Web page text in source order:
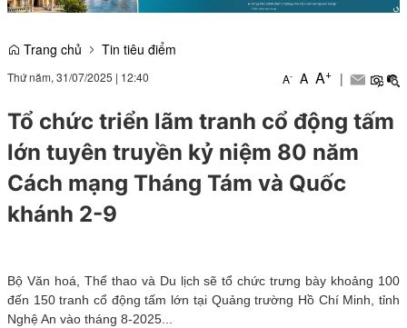
Trang chủ Tin tiêu điểm
Thứ năm, 31/07/2025 | 12:40 A- A A+ |
Tổ chức triển lãm tranh cổ động tấm
lớn tuyên truyền kỷ niệm 80 năm
Cách mạng Tháng Tám và Quốc
khánh 2-9
Bộ Văn hoá, Thể thao và Du lịch sẽ tổ chức trưng bày khoảng 100
đến 150 tranh cổ động tấm lớn tại Quảng trường Hồ Chí Minh, tỉnh
Nghệ An vào tháng 8-2025...